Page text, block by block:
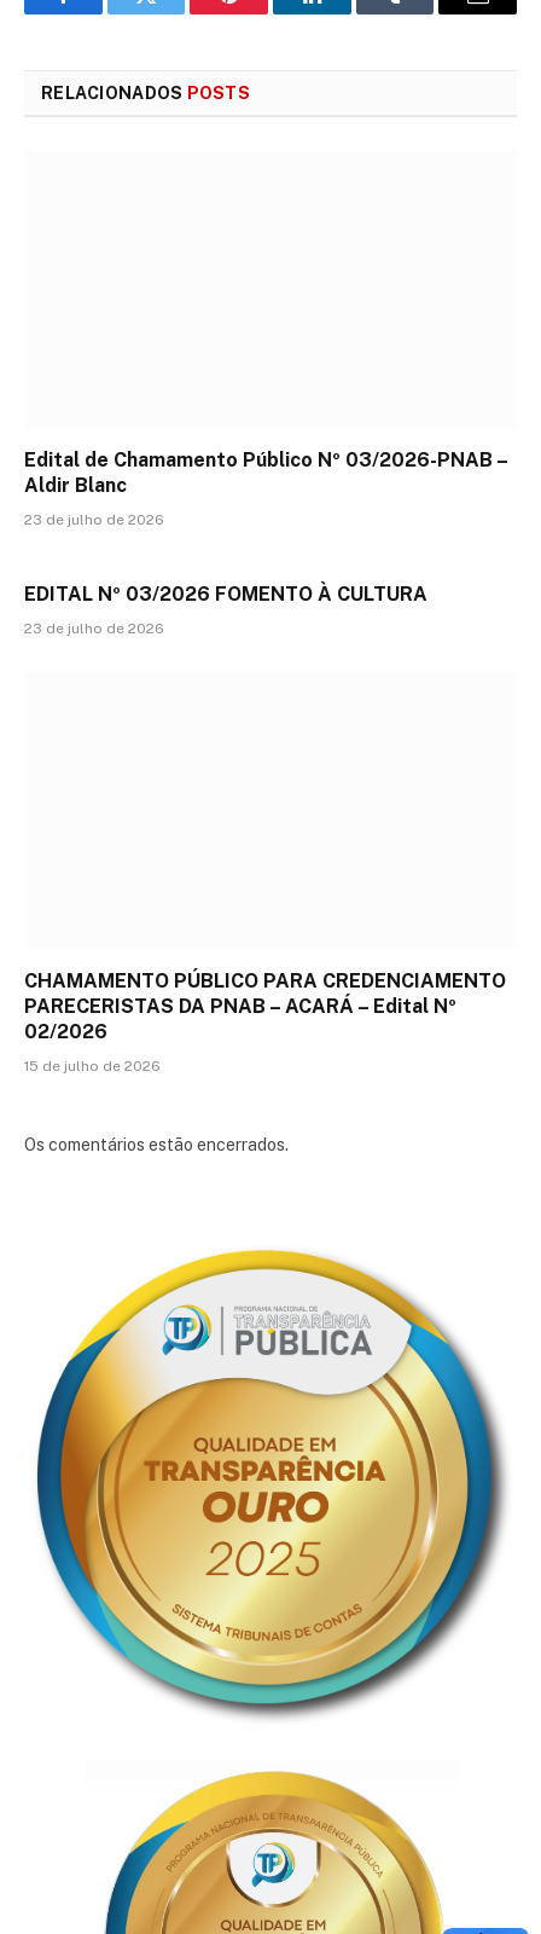
FacebookTwitter Pinterest LinkedInTumblr
E-
RELACIONADOS POSTS
Edital de Chamamento Público Nº 03/2026-PNAB –
Aldir Blanc
23 de julho de 2026
EDITAL Nº 03/2026 FOMENTO À CULTURA
23 de julho de 2026
CHAMAMENTO PÚBLICO PARA CREDENCIAMENTO
PARECERISTAS DA PNAB – ACARÁ – Edital Nº
02/2026
15 de julho de 2026
Os comentários estão encerrados.